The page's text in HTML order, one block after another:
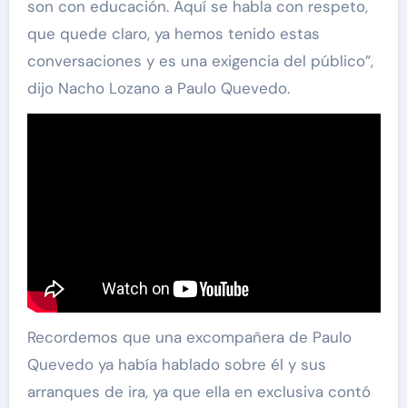
son con educación. Aquí se habla con respeto,
que quede claro, ya hemos tenido estas
conversaciones y es una exigencia del público”,
dijo Nacho Lozano a Paulo Quevedo.
Recordemos que una excompañera de Paulo
Quevedo ya había hablado sobre él y sus
arranques de ira, ya que ella en exclusiva contó